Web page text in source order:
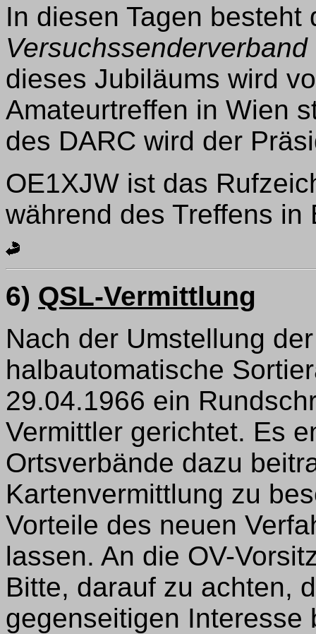
In diesen Tagen besteht
Versuchssenderverband
dieses Jubiläums wird
Amateurtreffen in Wien
des DARC wird der
OE1XJW ist das
während des Treffens in
6) QSL-Vermittlung
Nach der Umstellung
halbautomatische
29.04.1966 ein
Vermittler gerichtet. Es
Ortsverbände dazu
Kartenvermittlung zu
Vorteile des neuen
lassen. An die OV-
Bitte, darauf zu achten,
gegenseitigen Interesse